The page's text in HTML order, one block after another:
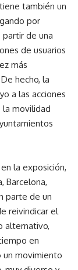
también un
por
partir de una
de usuarios
más
hecho, la
a las acciones
la movilidad
la exposición,
Barcelona,
parte de un
reivindicar el
alternativo,
en
un movimiento